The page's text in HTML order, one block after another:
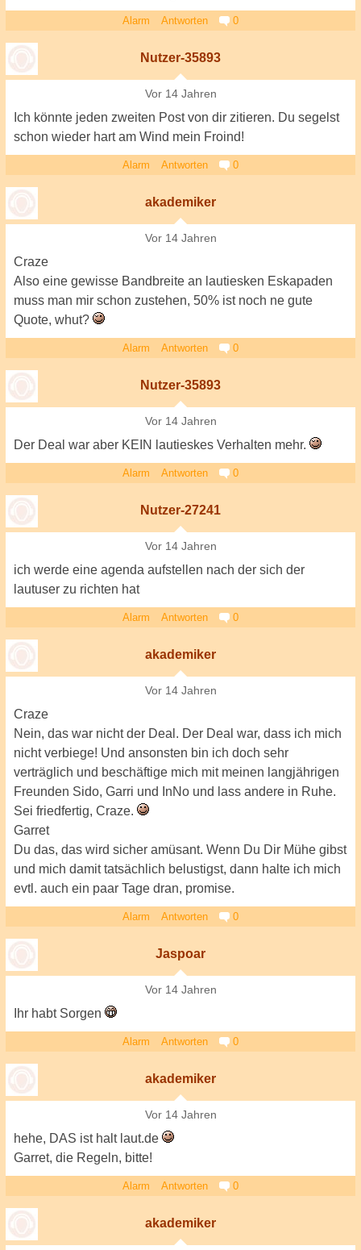
Alarm Antworten 0
Nutzer-35893
Vor 14 Jahren
Ich könnte jeden zweiten Post von dir zitieren. Du segelst
schon wieder hart am Wind mein Froind!
Alarm Antworten 0
akademiker
Vor 14 Jahren
Craze
Also eine gewisse Bandbreite an lautiesken Eskapaden
muss man mir schon zustehen, 50% ist noch ne gute
Quote, whut?
Alarm Antworten 0
Nutzer-35893
Vor 14 Jahren
Der Deal war aber KEIN lautieskes Verhalten mehr.
Alarm Antworten 0
Nutzer-27241
Vor 14 Jahren
ich werde eine agenda aufstellen nach der sich der
lautuser zu richten hat
Alarm Antworten 0
akademiker
Vor 14 Jahren
Craze
Nein, das war nicht der Deal. Der Deal war, dass ich mich
nicht verbiege! Und ansonsten bin ich doch sehr
verträglich und beschäftige mich mit meinen langjährigen
Freunden Sido, Garri und InNo und lass andere in Ruhe.
Sei friedfertig, Craze.
Garret
Du das, das wird sicher amüsant. Wenn Du Dir Mühe gibst
und mich damit tatsächlich belustigst, dann halte ich mich
evtl. auch ein paar Tage dran, promise.
Alarm Antworten 0
Jaspoar
Vor 14 Jahren
Ihr habt Sorgen
Alarm Antworten 0
akademiker
Vor 14 Jahren
hehe, DAS ist halt laut.de
Garret, die Regeln, bitte!
Alarm Antworten 0
akademiker